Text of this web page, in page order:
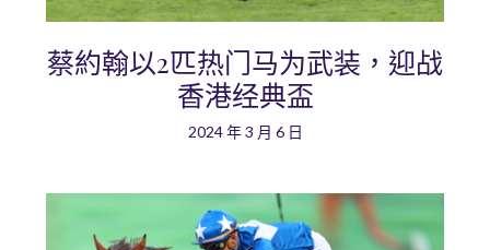
蔡約翰以2匹热门马为武装，迎战
香港经典盃
2024 年 3 月 6 日